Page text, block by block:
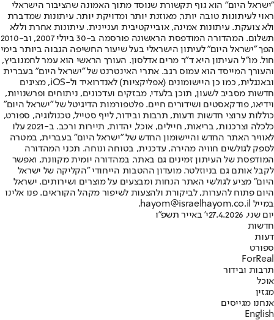
"ישראל היום" הוא גוף תקשורת שנוסד מתוך האמונה שהציבור הישראלי
ראוי לעיתונות טובה יותר, מאוזנת יותר ומדויקת יותר. עיתונות שמדברת
ולא צועקת. עיתונות אמינה, אובייקטיבית ועניינית. עיתונות אחרת וללא
תשלום. המהדורה המודפסת הראשונה פורסמה ב-30 ביולי 2007, וב-2010
הפך "ישראל היום" לעיתון הישראלי בעל שיעור החשיפה הגבוה ביותר בימי
חול. מו"ל העיתון היא ד"ר מרים אדלסון. העורך הראשי הוא עמר לחמנוביץ,
והעורך המייסד הוא עמוס רגב. אתרי האינטרנט של "ישראל היום" בעברית
ובאנגלית, כמו כן היישומונים (אפליקציות) לאנדרואיד ול-iOS, מציגים
חדשות מסביב לשעון, תוכן בלעדי, מבזקים ועדכונים, ניתוחים ופרשנויות,
וידיאו, פודקאסטים ושידורים חיים. פלטפורמות הדיגיטל של "ישראל היום"
כוללות ערוצי חדשות ודעות, תרבות ובידור, לייף סטייל, טכנולוגיה, ספורט,
כלכלה וצרכנות, בריאות, חיילים, אוכל, יהדות, תיירות ורכב. ב-2021 עלו
לאוויר האתר החדש והיישומון החדש של "ישראל היום" בעברית, במטרה
לספק לגולשים חוויה מהירה, עדכנית, בטוחה ונוחה. תכני המהדורה
המודפסת של העיתון זמינים גם באתר, במהדורה יומית מקוונת, ואפשר
לקבל אותם גם בניוזלטר. מועדון ההטבות הייחודי "הקליקה של ישראל
היום" מציע לגולשי האתר הנחות ומבצעים על מוצרים ושירותים. ישראל
היום פתוח להערות, לביקורת ולהצעות לשיפור מקהל הקוראים. פנו אלינו
במייל hayom@israelhayom.co.il.
יום שני, 27.4.2026
י' באייר תשפ"ו
חדשות
דעות
ספורט
ForReal
תרבות ובידור
אוכל
מגזין
אנחנו מגייסים
English